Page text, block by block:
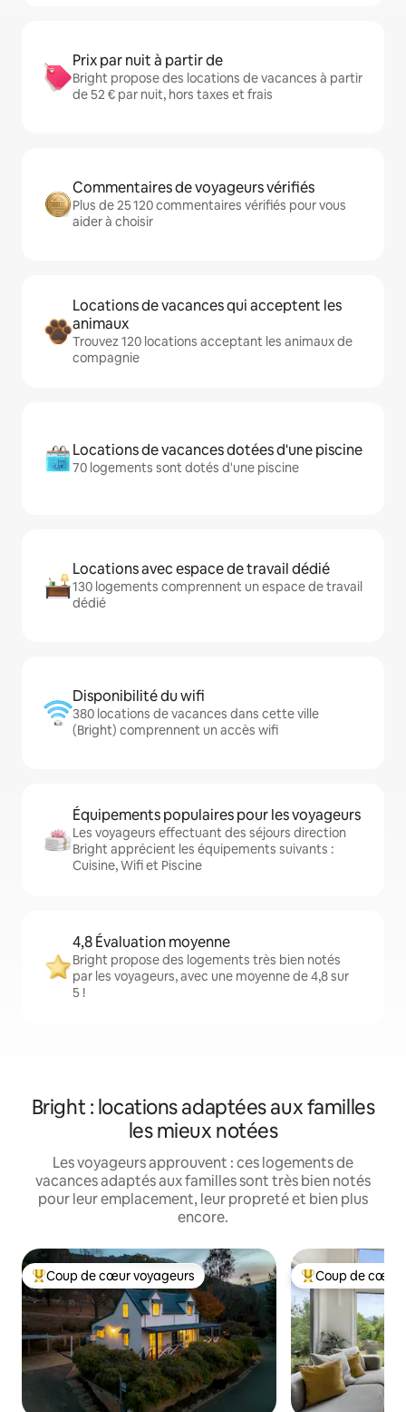
Prix par nuit à partir de
Bright propose des locations de vacances à partir
de 52 € par nuit, hors taxes et frais
Commentaires de voyageurs vérifiés
Plus de 25 120 commentaires vérifiés pour vous
aider à choisir
Locations de vacances qui acceptent les
animaux
Trouvez 120 locations acceptant les animaux de
compagnie
Locations de vacances dotées d'une piscine
70 logements sont dotés d'une piscine
Locations avec espace de travail dédié
130 logements comprennent un espace de travail
dédié
Disponibilité du wifi
380 locations de vacances dans cette ville
(Bright) comprennent un accès wifi
Équipements populaires pour les voyageurs
Les voyageurs effectuant des séjours direction
Bright apprécient les équipements suivants :
Cuisine, Wifi et Piscine
4,8 Évaluation moyenne
Bright propose des logements très bien notés
par les voyageurs, avec une moyenne de 4,8 sur
5 !
Bright : locations adaptées aux familles
les mieux notées
Les voyageurs approuvent : ces logements de
vacances adaptés aux familles sont très bien notés
pour leur emplacement, leur propreté et bien plus
encore.
Coups de cœur voyageurs les plus appréciés
Coup de cœur voyageurs Coups de cœur
Coup de cœur